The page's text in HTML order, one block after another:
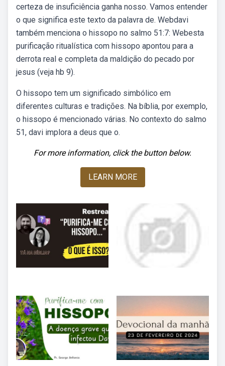
certeza de insuficiência ganha nosso. Vamos entender
o que significa este texto da palavra de. Webdavi
também menciona o hissopo no salmo 51:7: Webesta
purificação ritualística com hissopo apontou para a
derrota real e completa da maldição do pecado por
jesus (veja hb 9).
O hissopo tem um significado simbólico em
diferentes culturas e tradições. Na bíblia, por exemplo,
o hissopo é mencionado várias. No contexto do salmo
51, davi implora a deus que o.
For more information, click the button below.
LEARN MORE